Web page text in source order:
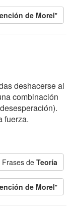
de Morel"
deshacerse al
combinación
fuerza.
Frases de Teoría
de Morel"